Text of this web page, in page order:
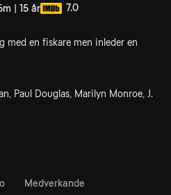
| 15 år 7.0
med en fiskare men inleder en
Paul Douglas, Marilyn Monroe, J.
Medverkande